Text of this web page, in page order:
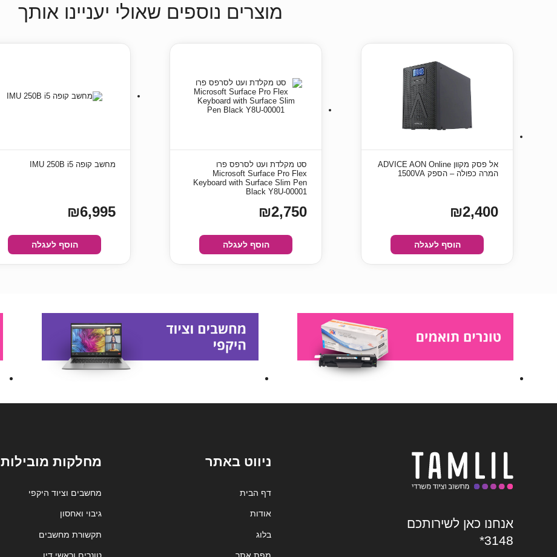
מוצרים נוספים שאולי יעניינו אותך
‏אל פסק מקוון ADVICE AON Online
המרה כפולה – הספק 1500VA
₪2,400
הוסף לעגלה
סט מקלדת ועט לסרפס פרו
Microsoft Surface Pro Flex
Keyboard with Surface Slim Pen
Black Y8U-00001
₪2,750
הוסף לעגלה
מחשב קופה IMU 250B i5
₪6,995
הוסף לעגלה
אנחנו כאן לשירותכם
*3148
ניווט באתר
דף הבית
אודות
בלוג
מחלקות מובילות
מחשבים וציוד היקפי
גיבוי ואחסון
תקשורת מחשבים